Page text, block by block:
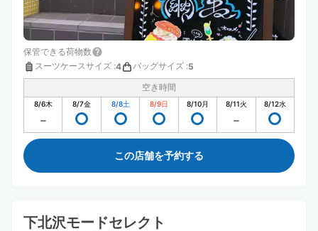
保管できる荷物数
スーツケースサイズ :4 バッグサイズ :5
空き時間
8/6木 8/7金 8/8土 8/9日 8/10月 8/11火 8/12水
この店舗を予約する
下北沢モードセレクト